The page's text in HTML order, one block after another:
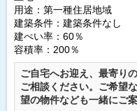
用途：第一種住居地域
建築条件： 建築条件なし
建ぺい率：60％
容積率：200％
ご自宅へお迎え、最寄り
ご相談ください。ご希望
望の物件なども一緒にご